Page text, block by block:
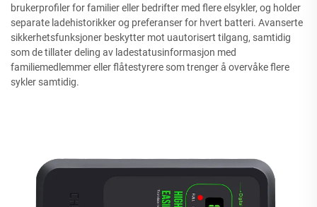
brukerprofiler for familier eller bedrifter med flere elsykler, og holder
separate ladehistorikker og preferanser for hvert batteri. Avanserte
sikkerhetsfunksjoner beskytter mot uautorisert tilgang, samtidig
som de tillater deling av ladestatusinformasjon med
familiemedlemmer eller flåtestyrere som trenger å overvåke flere
sykler samtidig.